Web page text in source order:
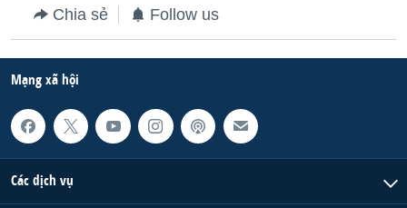
Chia sẻ Follow us
Mạng xã hội
Các dịch vụ